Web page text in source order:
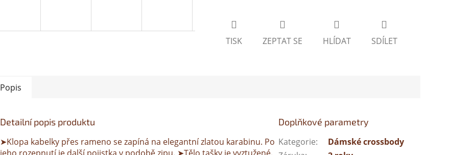
TISK ZEPTAT SE HLÍDAT SDÍLET
Popis
Detailní popis produktu
➤Klopa kabelky přes rameno se zapíná na elegantní zlatou karabinu. Po
Doplňkové parametry
Kategorie:
Dámské crossbody